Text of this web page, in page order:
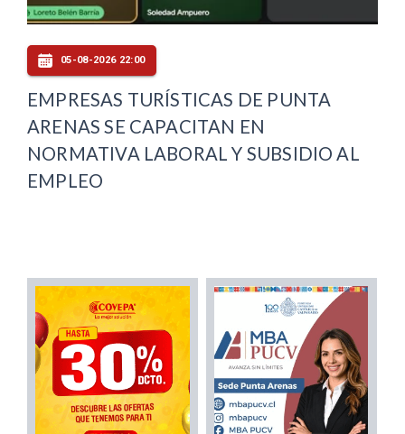
05-08-2026 22:00
EMPRESAS TURÍSTICAS DE PUNTA
ARENAS SE CAPACITAN EN
NORMATIVA LABORAL Y SUBSIDIO AL
EMPLEO